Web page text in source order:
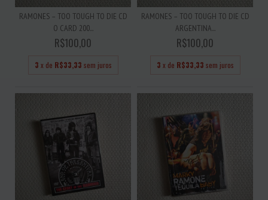
RAMONES – TOO TOUGH TO DIE CD
O CARD 200...
R$100,00
3 x de R$33,33 sem juros
RAMONES – TOO TOUGH TO DIE CD
ARGENTINA...
R$100,00
3 x de R$33,33 sem juros